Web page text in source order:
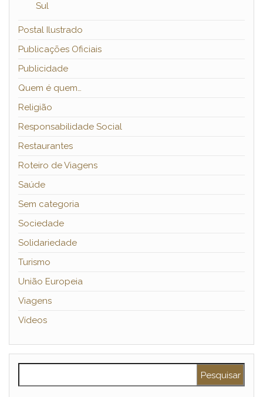
Sul
Postal Ilustrado
Publicações Oficiais
Publicidade
Quem é quem…
Religião
Responsabilidade Social
Restaurantes
Roteiro de Viagens
Saúde
Sem categoria
Sociedade
Solidariedade
Turismo
União Europeia
Viagens
Vídeos